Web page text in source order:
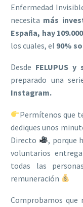
Enfermedad
necesita más
España, hay
los cuales, el 90%
Desde FELUPUS
preparado una
Instagram.
Permítenos que
dediques unos
Directo
, porque
voluntarios
todas las
remuneración
Comprobamos